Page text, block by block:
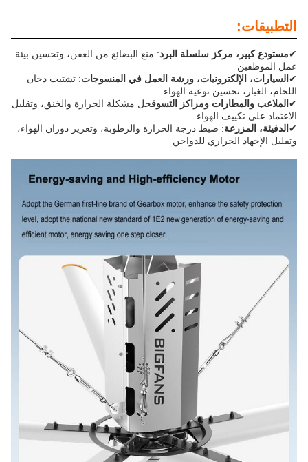
التطبيقات:
مستودع كبير، مركز سلسلة البرد: منع البضائع من العفن، وتحسين بيئة
عمل الموظفين
السيارات، الإلكترونيات، ورشة العمل في المنسوجات: تشتيت دخان
اللحام، الغبار، تحسين نوعية الهواء
الملاعب والمطارات ومراكز التسوقحل مشكلة الحرارة والخنق، وتقليل
الاعتماد على تكييف الهواء
الدفيئة، المزرعة: ضبط درجة الحرارة والرطوبة، وتعزيز دوران الهواء،
وتقليل الإجهاد الحراري للدواجن